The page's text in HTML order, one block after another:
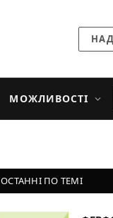
МОЖЛИВОСТІ
ОСТАННІ ПО ТЕМІ